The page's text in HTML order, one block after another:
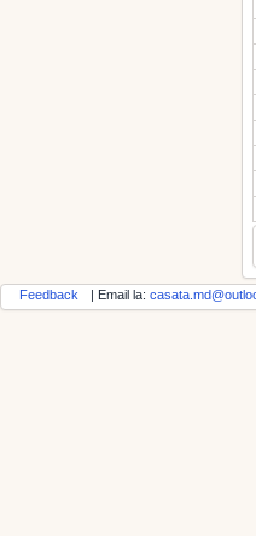
Feedback | Email la: